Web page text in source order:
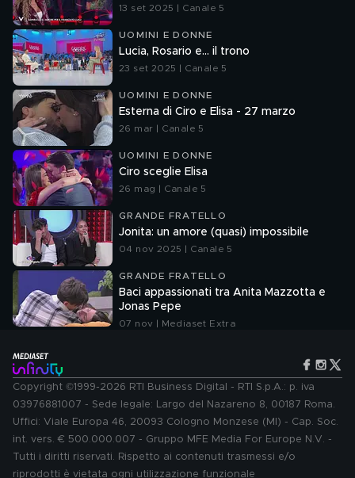
13 set 2025 | Canale 5
UOMINI E DONNE
Lucia, Rosario e... il trono
23 set 2025 | Canale 5
UOMINI E DONNE
Esterna di Ciro e Elisa - 27 marzo
26 mar | Canale 5
UOMINI E DONNE
Ciro sceglie Elisa
26 mag | Canale 5
GRANDE FRATELLO
Jonita: un amore (quasi) impossibile
04 nov 2025 | Canale 5
GRANDE FRATELLO
Baci appassionati tra Anita Mazzotta e
Jonas Pepe
07 nov | Mediaset Extra
Copyright ©1999-2026 RTI Business Digital - RTI S.p.A.: p. iva
03976881007 - Sede legale: Largo del Nazareno 8, 00187 Roma.
Uffici: Viale Europa 46, 20093 Cologno Monzese (MI) - Cap. Soc.
int. vers. € 500.000.007 - Gruppo MFE Media For Europe N.V. -
Tutti i diritti riservati. Rispetto ai contenuti trasmessi e/o
riprodotti è vietata ogni utilizzazione funzionale